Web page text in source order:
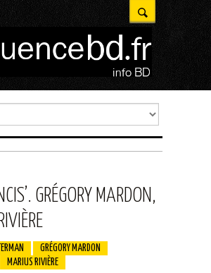
GRÉGORY MARDON,
GRÉGORY MARDON
MARIUS RIVIÈRE